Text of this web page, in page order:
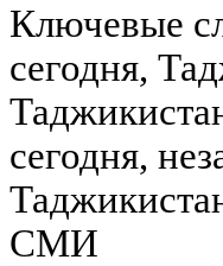
Ключевые
сегодня,
сегодня,
СМИ